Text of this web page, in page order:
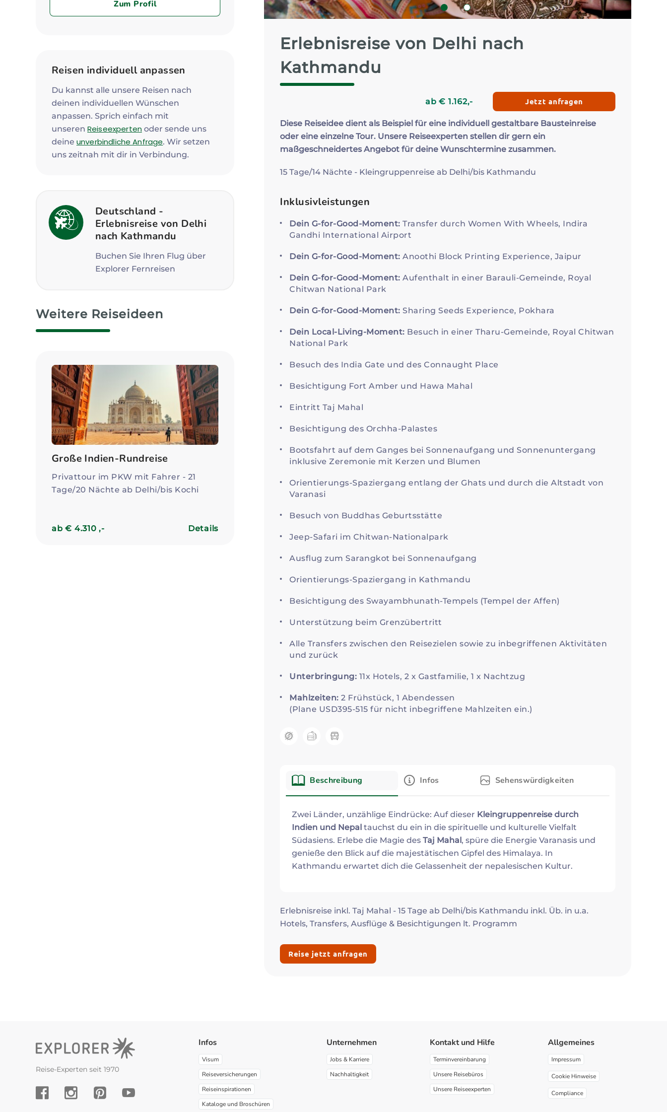
2
Erlebnisreise von Delhi nach
Kathmandu
ab€ 1.162,- Jetzt anfragen
Diese Reiseidee dient als Beispiel für eine individuell gestaltbare Bausteinreise
oder eine einzelne Tour. Unsere Reiseexperten stellen dir gern ein
maßgeschneidertes Angebot für deine Wunschtermine zusammen.
15 Tage/14 Nächte - Kleingruppenreise ab Delhi/bis Kathmandu
Inklusivleistungen
Dein G-for-Good-Moment:Transfer durch Women With Wheels, Indira
Gandhi International Airport
Dein G-for-Good-Moment:Anoothi Block Printing Experience, Jaipur
Dein G-for-Good-Moment:Aufenthalt in einer Barauli-Gemeinde, Royal
Chitwan National Park
Dein G-for-Good-Moment:Sharing Seeds Experience, Pokhara
Dein Local-Living-Moment: Besuch in einer Tharu-Gemeinde, Royal Chitwan
National Park
Besuch des India Gate und des Connaught Place
Besichtigung Fort Amber und Hawa Mahal
Eintritt Taj Mahal
Besichtigung des Orchha-Palastes
Bootsfahrt auf dem Ganges bei Sonnenaufgang und Sonnenuntergang
inklusive Zeremonie mit Kerzen und Blumen
Orientierungs-Spaziergang entlang der Ghats und durch die Altstadt von
Varanasi
Besuch von Buddhas Geburtsstätte
Jeep-Safari im Chitwan-Nationalpark
Ausflug zum Sarangkot bei Sonnenaufgang
Orientierungs-Spaziergang in Kathmandu
Besichtigung des Swayambhunath-Tempels (Tempel der Affen)
Unterstützung beim Grenzübertritt
Alle Transfers zwischen den Reisezielen sowie zu inbegriffenen Aktivitäten
und zurück
Unterbringung: 11x Hotels, 2 x Gastfamilie, 1 x Nachtzug
Mahlzeiten:2 Frühstück, 1 Abendessen
(Plane USD395-515 für nicht inbegriffene Mahlzeiten ein.)
Kategorie:
Beschreibung Infos Sehenswürdigkeiten
Beschreibung
Zwei Länder, unzählige Eindrücke: Auf dieser Kleingruppenreise durch
Indien und Nepal tauchst du ein in die spirituelle und kulturelle Vielfalt
Südasiens. Erlebe die Magie des Taj Mahal, spüre die Energie Varanasis und
genieße den Blick auf die majestätischen Gipfel des Himalaya. In
Kathmandu erwartet dich die Gelassenheit der nepalesischen Kultur.
Erlebnisreise inkl. Taj Mahal - 15 Tage ab Delhi/bis Kathmandu inkl. Üb. in u.a.
Hotels, Transfers, Ausflüge & Besichtigungen lt. Programm
Reise jetzt anfragen
Zum Profil Zum Profil Zum Profil
Reisen individuell anpassen
Du kannst alle unsere Reisen nach
deinen individuellen Wünschen
anpassen. Sprich einfach mit
unseren Reiseexpertenoder sende uns
deine unverbindliche Anfrage. Wir setzen
uns zeitnah mit dir in Verbindung.
Deutschland -
Erlebnisreise von Delhi
nach Kathmandu
Buchen Sie Ihren Flug über
Explorer Fernreisen
Weitere Reiseideen
Große Indien-Rundreise
Privattour im PKW mit Fahrer - 21
Tage/20 Nächte ab Delhi/bis Kochi
ab € 4.310 ,- Details
Reise-Experten seit 1970
Infos
Visum
Reiseversicherungen
Reiseinspirationen
Kataloge und Broschüren
Unternehmen
Jobs & Karriere
Nachhaltigkeit
Kontakt und Hilfe
Terminvereinbarung
Unsere Reisebüros
Unsere Reiseexperten
Allgemeines
Impressum
Cookie Hinweise
Compliance